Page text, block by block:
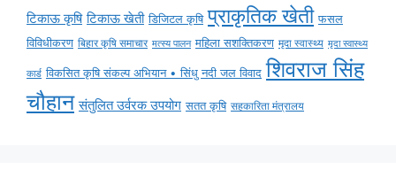
टिकाऊ कृषि टिकाऊ खेती डिजिटल कृषि प्राकृतिक खेती फसल
विविधीकरण बिहार कृषि समाचार मत्स्य पालन महिला सशक्तिकरण मृदा स्वास्थ्य मृदा स्वास्थ्य
कार्ड विकसित कृषि संकल्प अभियान • सिंधु नदी जल विवाद शिवराज सिंह
चौहान संतुलित उर्वरक उपयोग सतत कृषि सहकारिता मंत्रालय